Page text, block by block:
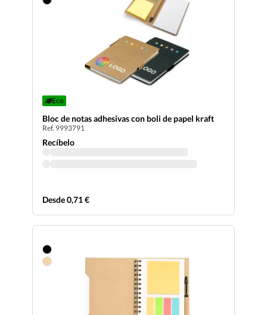
Eco
Bloc de notas adhesivas con boli de papel kraft
Ref. 9993791
Recíbelo
Desde 0,71 €